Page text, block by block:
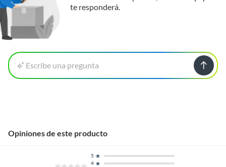
te responderá.
Escribe una pregunta
Opiniones de este producto
4
5